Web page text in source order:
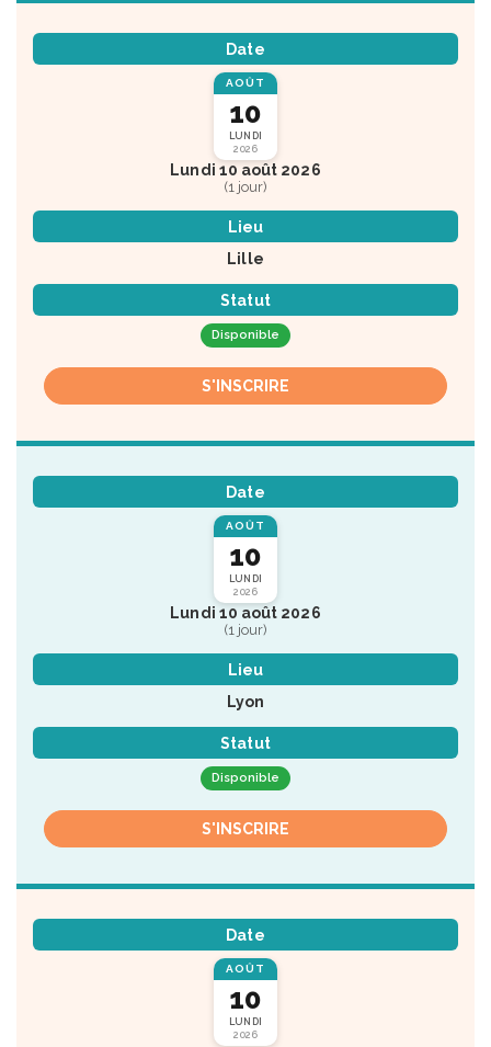
Date
AOÛT
10
LUNDI
2026
Lundi 10 août 2026
(1 jour)
Lieu
Lille
Statut
Disponible
S'INSCRIRE
Date
AOÛT
10
LUNDI
2026
Lundi 10 août 2026
(1 jour)
Lieu
Lyon
Statut
Disponible
S'INSCRIRE
Date
AOÛT
10
LUNDI
2026